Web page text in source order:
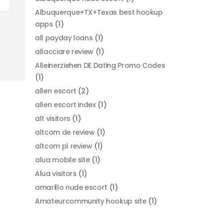
Albuquerque+TX+Texas best hookup
apps (1)
all payday loans (1)
allacciare review (1)
Alleinerziehen DE Dating Promo Codes
(1)
allen escort (2)
allen escort index(1)
alt visitors (1)
altcom de review(1)
altcom pl review(1)
alua mobile site(1)
Alua visitors (1)
amarillo nude escort (1)
Amateurcommunity hookup site(1)